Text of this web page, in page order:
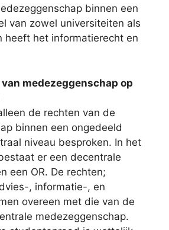
binnen een
van zowel universiteiten als
heeft het informatierecht en
medezeggenschap op
de rechten van de
binnen een ongedeeld
niveau besproken. In het
er een decentrale
een OR. De rechten;
, informatie-, en
overeen met die van de
medezeggenschap.